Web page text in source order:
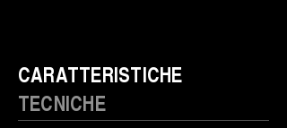
CARATTERISTICHE
TECNICHE